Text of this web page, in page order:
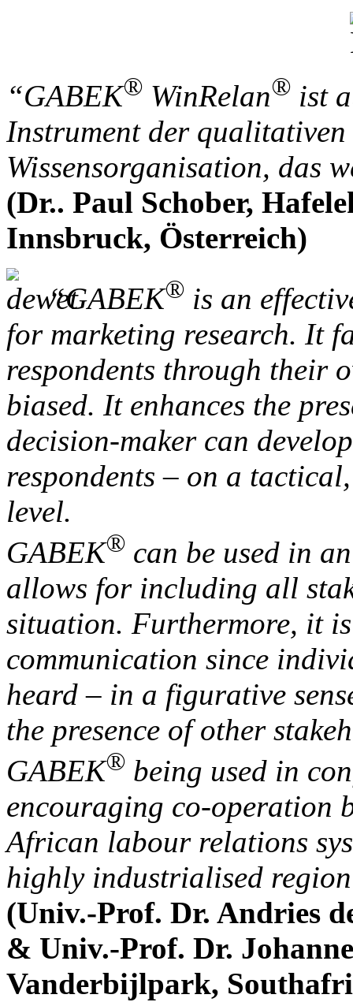
“GABEK® WinRelan® ist
Instrument der
Wissensorganisation, das
(Dr.. Paul Schober,
Innsbruck, Österreich)
“GABEK® is an
for marketing research. It
respondents through their
biased. It enhances the
decision-maker can
respondents – on a
level.
GABEK® can be used in
allows for including all
situation. Furthermore, it
communication since
heard – in a figurative
the presence of other
GABEK® being used in
encouraging co-operation
African labour relations
highly industrialised
(Univ.-Prof. Dr. Andries
& Univ.-Prof. Dr.
Vanderbijlpark,